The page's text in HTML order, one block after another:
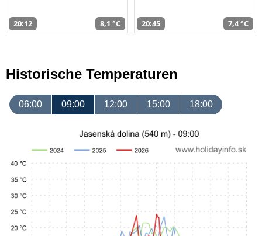
20:12 8,1 °C 20:45 7,4 °C
Historische Temperaturen
06:00 09:00 12:00 15:00 18:00